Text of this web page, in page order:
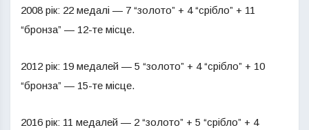
2008 рік: 22 медалі — 7 “золото” + 4 “срібло” + 11
“бронза” — 12-те місце.
2012 рік: 19 медалей — 5 “золото” + 4 “срібло” + 10
“бронза” — 15-те місце.
2016 рік: 11 медалей — 2 “золото” + 5 “срібло” + 4